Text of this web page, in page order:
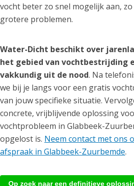
vocht beter zo snel mogelijk aan,
grotere problemen.
Water-Dicht beschikt over
het gebied van vochtbestrijding
vakkundig uit de nood. Na
we bij je langs voor een gratis
van jouw specifieke situatie.
concrete, vrijblijvende oplossing
vochtprobleem in Glabbeek-
opgelost is. Neem contact met ons
afspraak in Glabbeek-Zuurbemde.
Op zoek naar een definitieve